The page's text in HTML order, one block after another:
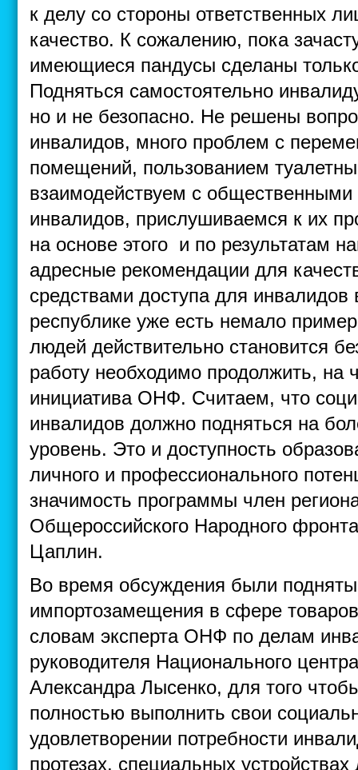
к делу со стороны ответственных
качество. К сожалению, пока
имеющиеся пандусы сделаны
Подняться самостоятельно
но и не безопасно. Не решены
инвалидов, много проблем с
помещений, пользованием
взаимодействуем с общественными
инвалидов, прислушиваемся к их
на основе этого и по результатам
адресные рекомендации для
средствами доступа для
республике уже есть немало
людей действительно становится
работу необходимо продолжить, на
инициатива ОНФ. Считаем, что
инвалидов должно подняться на
уровень. Это и доступность
личного и профессионального
значимость программы член
Общероссийского Народного
Цаплин.
Во время обсуждения были
импортозамещения в сфере
словам эксперта ОНФ по делам
руководителя Национального
Александра Лысенко, для того
полностью выполнить свои
удовлетворении потребности
протезах, специальных